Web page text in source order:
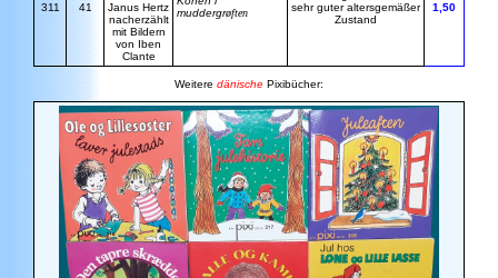
311 41
Janus Hertz
nacherzählt
mit Bildern
von Iben
Clante
muddergrøften
sehr guter altersgemäßer
Zustand
1,50
Weitere dänische Pixibücher: